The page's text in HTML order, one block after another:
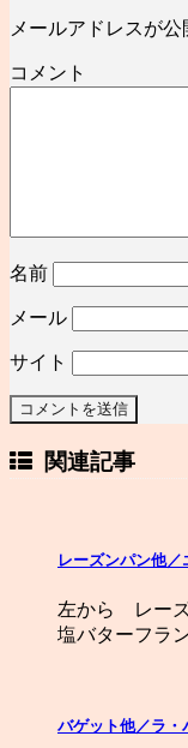
メールアドレスが公
コメント
名前
メール
サイト
関連記事
レーズンパン他／
左から レーズ
塩バターフラ
バゲット他／ラ・